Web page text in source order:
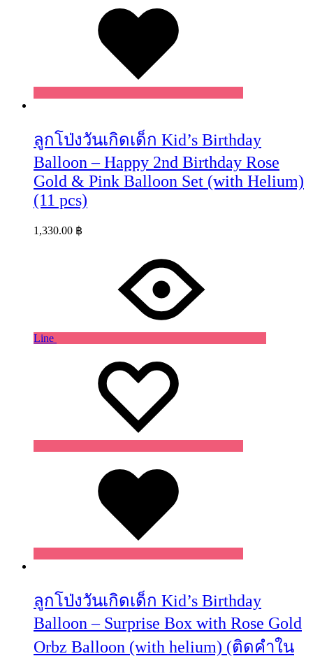
ลูกโป่งวันเกิดเด็ก Kid’s Birthday
Balloon – Happy 2nd Birthday Rose
Gold & Pink Balloon Set (with Helium)
(11 pcs)
1,330.00 ฿
Line
ลูกโป่งวันเกิดเด็ก Kid’s Birthday
Balloon – Surprise Box with Rose Gold
Orbz Balloon (with helium) (ติดคำใน